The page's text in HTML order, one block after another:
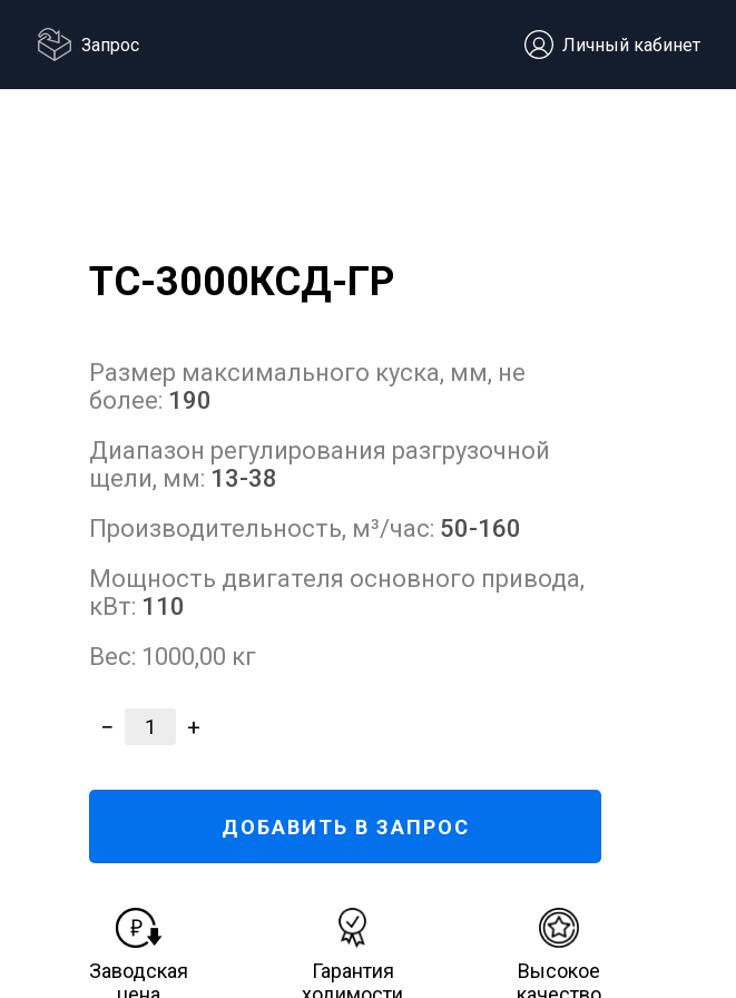
Запрос Личный кабинет
ТС-3000КСД-ГР
Размер максимального куска, мм, не
более: 190
Диапазон регулирования разгрузочной
щели, мм: 13-38
Производительность, м³/час: 50-160
Мощность двигателя основного привода,
кВт: 110
Вес: 1000,00 кг
− 1 +
ДОБАВИТЬ В ЗАПРОС
Заводская
Гарантия
Высокое